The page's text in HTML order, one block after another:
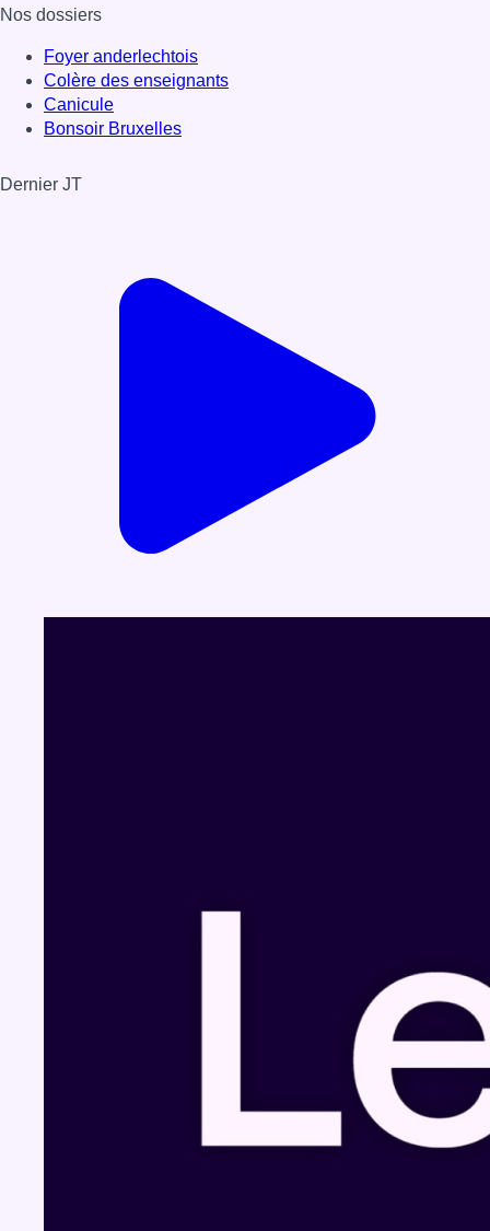
Nos dossiers
Foyer anderlechtois
Colère des enseignants
Canicule
Bonsoir Bruxelles
Dernier JT